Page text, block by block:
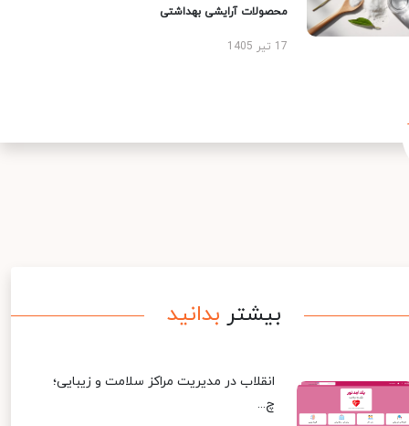
محصولات آرایشی بهداشتی
17 تیر 1405
بیشتر بدانید
انقلاب در مدیریت مراکز سلامت و زیبایی؛
چ...